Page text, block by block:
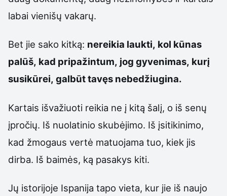
labai vienišų vakarų.
Bet jie sako kitką: nereikia laukti, kol kūnas
palūš, kad pripažintum, jog gyvenimas, kurį
susikūrei, galbūt tavęs nebedžiugina.
Kartais išvažiuoti reikia ne į kitą šalį, o iš senų
įpročių. Iš nuolatinio skubėjimo. Iš įsitikinimo,
kad žmogaus vertė matuojama tuo, kiek jis
dirba. Iš baimės, ką pasakys kiti.
Jų istorijoje Ispanija tapo vieta, kur jie iš naujo